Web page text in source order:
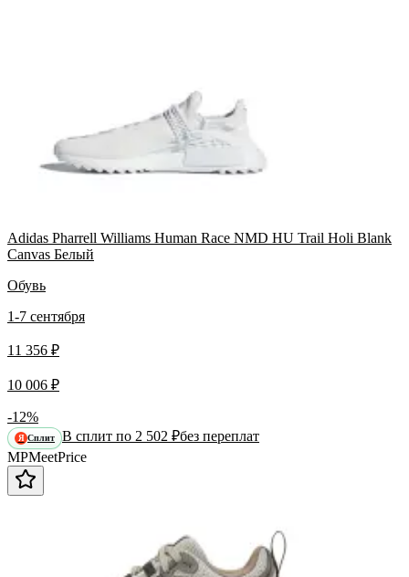
Adidas Pharrell Williams Human Race NMD HU Trail Holi Blank
Canvas Белый
Обувь
1-7 сентября
11 356 ₽
10 006 ₽
-12%
Я Сплит В сплит по 2 502 ₽без переплат
MPMeetPrice